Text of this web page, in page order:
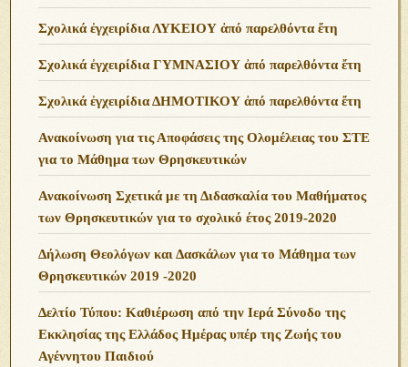
Σχολικά ἐγχειρίδια ΛΥΚΕΙΟΥ ἀπό παρελθόντα ἔτη
Σχολικά ἐγχειρίδια ΓΥΜΝΑΣΙΟΥ ἀπό παρελθόντα ἔτη
Σχολικά ἐγχειρίδια ΔΗΜΟΤΙΚΟΥ ἀπό παρελθόντα ἔτη
Ανακοίνωση για τις Αποφάσεις της Ολομέλειας του ΣΤΕ
για το Μάθημα των Θρησκευτικών
Ανακοίνωση Σχετικά με τη Διδασκαλία του Μαθήματος
των Θρησκευτικών για το σχολικό έτος 2019-2020
Δήλωση Θεολόγων και Δασκάλων για το Μάθημα των
Θρησκευτικών 2019 -2020
Δελτίο Τύπου: Καθιέρωση από την Ιερά Σύνοδο της
Εκκλησίας της Ελλάδος Ημέρας υπέρ της Ζωής του
Αγέννητου Παιδιού